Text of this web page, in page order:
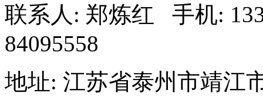
联系人: 郑炼红 手机:
84095558
地址: 江苏省泰州市靖江